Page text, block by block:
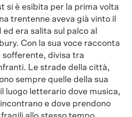
si è esibita per la prima volta
trentenne aveva già vinto il
era salita sul palco al
Con la sua voce racconta
sofferente, divisa tra
Le strade della città,
sempre quelle della sua
luogo letterario dove musica,
e dove prendono